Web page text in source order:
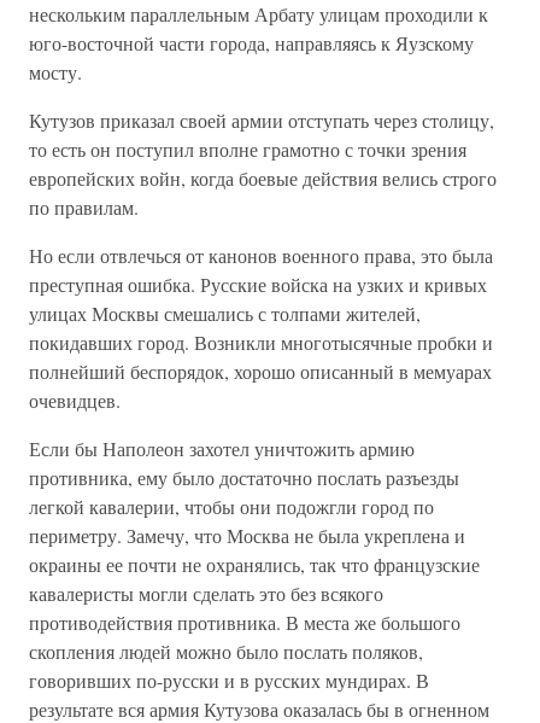
нескольким параллельным Арбату улицам проходили к
юго-восточной части города, направляясь к Яузскому
мосту.
Кутузов приказал своей армии отступать через столицу,
то есть он поступил вполне грамотно с точки зрения
европейских войн, когда боевые действия велись строго
по правилам.
Но если отвлечься от канонов военного права, это была
преступная ошибка. Русские войска на узких и кривых
улицах Москвы смешались с толпами жителей,
покидавших город. Возникли многотысячные пробки и
полнейший беспорядок, хорошо описанный в мемуарах
очевидцев.
Если бы Наполеон захотел уничтожить армию
противника, ему было достаточно послать разъезды
легкой кавалерии, чтобы они подожгли город по
периметру. Замечу, что Москва не была укреплена и
окраины ее почти не охранялись, так что французские
кавалеристы могли сделать это без всякого
противодействия противника. В места же большого
скопления людей можно было послать поляков,
говоривших по-русски и в русских мундирах. В
результате вся армия Кутузова оказалась бы в огненном